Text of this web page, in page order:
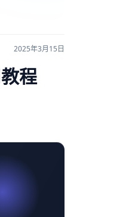
2025年3月15日
程